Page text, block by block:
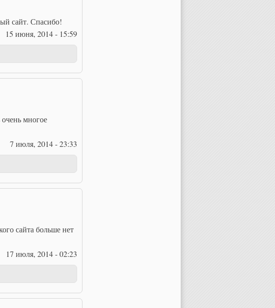
сайт. Спасибо!
15 июня, 2014 - 15:59
очень многое
7 июля, 2014 - 23:33
сайта больше нет
17 июля, 2014 - 02:23